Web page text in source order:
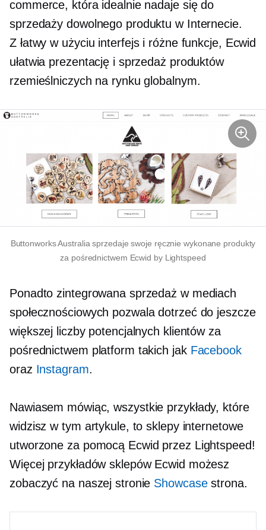
commerce, która idealnie nadaje się do
sprzedaży dowolnego produktu w Internecie.
Z łatwy w użyciu interfejs i różne funkcje, Ecwid
ułatwia prezentację i sprzedaż produktów
rzemieślniczych na rynku globalnym.
Buttonworks Australia sprzedaje swoje ręcznie wykonane produkty
za pośrednictwem Ecwid by Lightspeed
Ponadto zintegrowana sprzedaż w mediach
społecznościowych pozwala dotrzeć do jeszcze
większej liczby potencjalnych klientów za
pośrednictwem platform takich jak Facebook
oraz Instagram.
Nawiasem mówiąc, wszystkie przykłady, które
widzisz w tym artykule, to sklepy internetowe
utworzone za pomocą Ecwid przez Lightspeed!
Więcej przykładów sklepów Ecwid możesz
zobaczyć na naszej stronie Showcasestrona.